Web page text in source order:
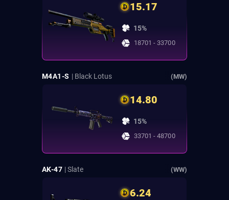
15.17
15%
18701 - 33700
M4A1-S | Black Lotus (MW)
14.80
15%
33701 - 48700
AK-47 | Slate (WW)
6.24